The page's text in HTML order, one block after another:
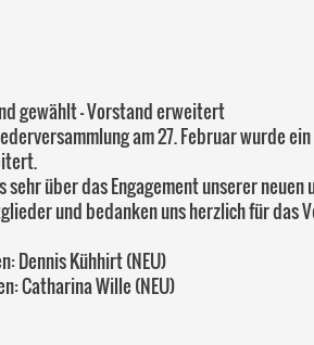
gewählt - Vorstand erweitert
am 27. Februar wurde
sehr über das Engagement unserer neuen
und bedanken uns herzlich für das
Dennis Kühhirt (NEU)
Catharina Wille (NEU)